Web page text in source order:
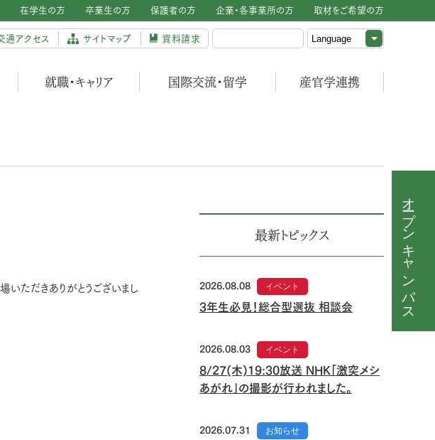
在学生の方 卒業生の方 保護者の方 企業・各事業所の方 取材をご希望の方
就職・キャリア 国際交流・留学 産官学連携
通アクセス サイトマップ 資料請求
オープンキャンパス
ただきありがとうございまし
最新トピックス
2026.08.08 イベント
3年生必見！総合型選抜 相談会
2026.08.03 イベント
8/27(木)19:30放送 NHK「激突メシ
あがれ」の撮影が行われました。
2026.07.31 お知らせ